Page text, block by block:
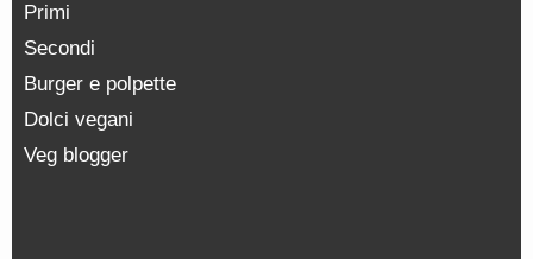
Primi
Secondi
Burger e polpette
Dolci vegani
Veg blogger